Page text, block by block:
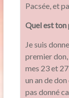
Pacsée, et
Quel est ton
Je suis
premier
mes 23 et
un an de
pas donné